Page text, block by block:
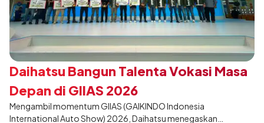
Daihatsu Bangun Talenta Vokasi Masa
Depan di GIIAS 2026
Mengambil momentum GIIAS (GAIKINDO Indonesia
International Auto Show) 2026, Daihatsu menegaskan